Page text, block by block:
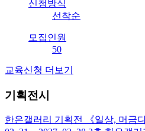
신청방식
선착순
모집인원
50
교육신청 더보기
기획전시
한은갤러리 기획전 《일상, 머금